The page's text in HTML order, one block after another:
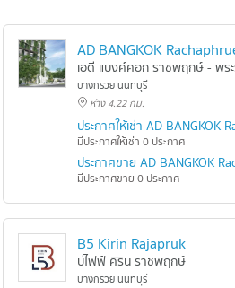
เอดี แบงค์คอก ราชพฤกษ์ - พร
บางกรวย นนทบุรี
ห่าง 4.22 กม.
ประกาศให้เช่า AD BANGKOK
มีประกาศให้เช่า 0 ประกาศ
ประกาศขาย AD BANGKOK
มีประกาศขาย 0 ประกาศ
B5 Kirin Rajapruk
บีไฟฟ์ คิริน ราชพฤกษ์
บางกรวย นนทบุรี